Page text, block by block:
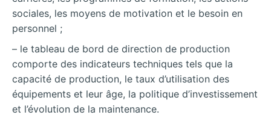
sociales, les moyens de motivation et le besoin en
personnel ;
– le tableau de bord de direction de production
comporte des indicateurs techniques tels que la
capacité de production, le taux d’utilisation des
équipements et leur âge, la politique d’investissement
et l’évolution de la maintenance.